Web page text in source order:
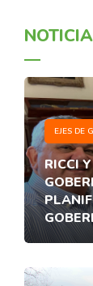
EJES DE
RICCI